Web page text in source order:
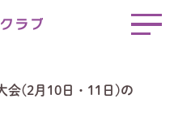
会(2月10日・11日)の